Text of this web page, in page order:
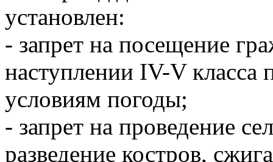
установлен:
- запрет на посещение
наступлении IV-V класса
условиям погоды;
- запрет на проведение
разведение костров,